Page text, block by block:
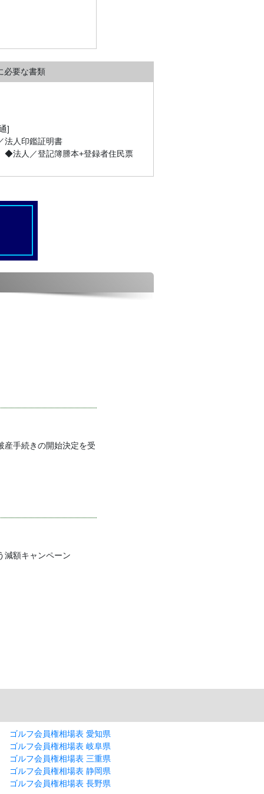
必要な書類
]
人印鑑証明書
法人／登記簿謄本+登録者住民票
産手続きの開始決定を受
減額キャンペーン
ゴルフ会員権相場表 愛知県
ゴルフ会員権相場表 岐阜県
ゴルフ会員権相場表 三重県
ゴルフ会員権相場表 静岡県
ゴルフ会員権相場表 長野県